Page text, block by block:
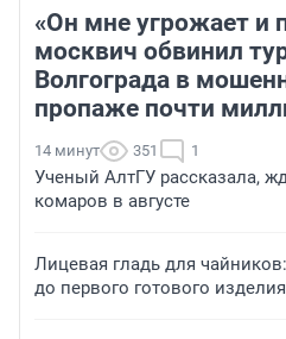
«Он мне угрожает и
москвич обвинил
Волгограда в
пропаже почти
14 минут 351 1
Ученый АлтГУ рассказала,
комаров в августе
Лицевая гладь для
до первого готового изделия